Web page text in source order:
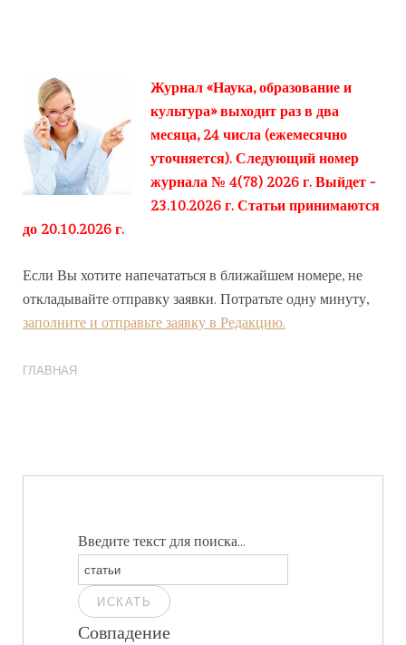
Журнал «Наука, образование и
культура» выходит раз в два
месяца, 24 числа (ежемесячно
уточняется). Следующий номер
журнала № 4(78) 2026 г. Выйдет -
23.10.2026 г. Статьи принимаются
до 20.10.2026 г.
Если Вы хотите напечататься в ближайшем номере, не
откладывайте отправку заявки. Потратьте одну минуту,
заполните и отправьте заявку в Редакцию.
ГЛАВНАЯ
Введите текст для поиска...
ИСКАТЬ
Совпадение